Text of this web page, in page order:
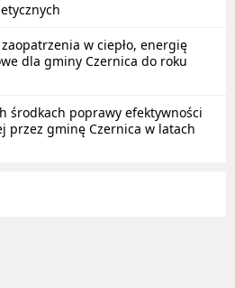
w ciepło, energię
dla gminy Czernica do roku
środkach poprawy efektywności
przez gminę Czernica w latach